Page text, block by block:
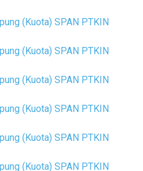
(Kuota) SPAN PTKIN
(Kuota) SPAN PTKIN
(Kuota) SPAN PTKIN
(Kuota) SPAN PTKIN
(Kuota) SPAN PTKIN
(Kuota) SPAN PTKIN